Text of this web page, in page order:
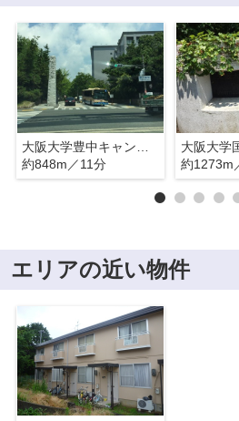
約848m／11分
大阪大学
約1273m
エリアの近い物件